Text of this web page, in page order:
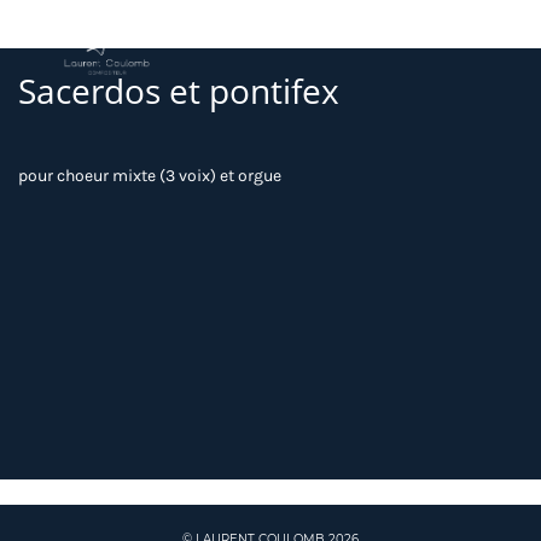
Sacerdos et pontifex
pour choeur mixte (3 voix) et orgue